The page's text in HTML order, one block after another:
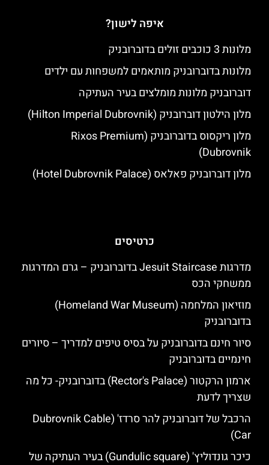
איפה לישון?
מלונות 3 כוכבים זולים בדוברובניק
מלונות בדוברובניק מותאמים למשפחות עם ילדים
דוברובניק מלונות מומלצים בעיר העתיקה
מלון הילטון דוברובניק (Hilton Imperial Dubrovnik)
מלון ריקסוס בדוברובניק (Rixos Premium
Dubrovnik)
מלון דוברובניק פאלאס (Hotel Dubrovnik Palace)
כרטיסים
מדרגות Jesuit Staircase בדוברובניק – גרם המדרגות
ממשחקי הכס
מוזיאון המלחמה (Homeland War Museum)
בדוברובניק
סיור חינם בדוברובניק על בסיס טיפים למדריך – סיורים
חינמיים בדוברובניק
ארמון הרקטור (Rector's Palace) בדוברובניק- כל מה
שצריך לדעת
הרכבל של דוברובניק להר סרדז' (Dubrovnik Cable
Car)
כיכר גונדוליץ' (Gundulic square) בעיר העתיקה של